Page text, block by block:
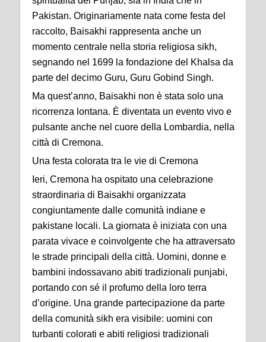
Pakistan. Originariamente nata come festa del
raccolto, Baisakhi rappresenta anche un
momento centrale nella storia religiosa sikh,
segnando nel 1699 la fondazione del Khalsa da
parte del decimo Guru, Guru Gobind Singh.
Ma quest’anno, Baisakhi non è stata solo una
ricorrenza lontana. È diventata un evento vivo e
pulsante anche nel cuore della Lombardia, nella
città di Cremona.
Una festa colorata tra le vie di Cremona
Ieri, Cremona ha ospitato una celebrazione
straordinaria di Baisakhi organizzata
congiuntamente dalle comunità indiane e
pakistane locali. La giornata è iniziata con una
parata vivace e coinvolgente che ha attraversato
le strade principali della città. Uomini, donne e
bambini indossavano abiti tradizionali punjabi,
portando con sé il profumo della loro terra
d’origine. Una grande partecipazione da parte
della comunità sikh era visibile: uomini con
turbanti colorati e abiti religiosi tradizionali